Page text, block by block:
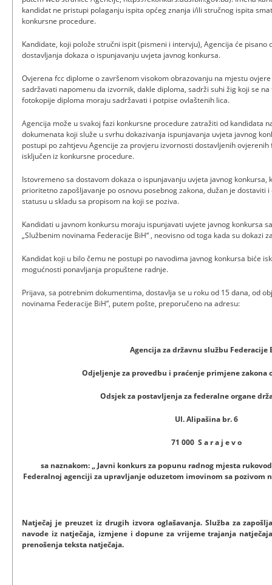
kandidat ne pristupi polaganju ispita općeg znanja i/ili stručnog ispita
konkursne procedure.
Kandidate, koji polože stručni ispit (pismeni i intervju), Agencija će
dostavljanja dokaza o ispunjavanju uvjeta javnog konkursa.
Ovjerena fcc diplome o završenom visokom obrazovanju na mjestu
sadržavati napomenu da izvornik, dakle diploma, sadrži suhi žig koji se
fotokopije diploma moraju sadržavati i potpise ovlaštenih lica.
Agencija može u svakoj fazi konkursne procedure zatražiti od kandidata
dokumenata koji služe u svrhu dokazivanja ispunjavanja uvjeta javnog
postupi po zahtjevu Agencije za provjeru izvornosti dostavljenih
isključen iz konkursne procedure.
Istovremeno sa dostavom dokaza o ispunjavanju uvjeta javnog konkursa,
prioritetno zapošljavanje po osnovu posebnog zakona, dužan je dostaviti
statusu u skladu sa propisom na koji se poziva.
Kandidati u javnom konkursu moraju ispunjavati uvjete javnog konkursa
„Službenim novinama Federacije BiH“ , neovisno od toga kada su dokazi
Kandidat koji u bilo čemu ne postupi po navodima javnog konkursa biće
mogućnosti ponavljanja propuštene radnje.
Prijava, sa potrebnim dokumentima, dostavlja se u roku od 15 dana, od
novinama Federacije BiH”, putem pošte, preporučeno na adresu:
Agencija za državnu službu Federacije
Odjeljenje za provedbu i praćenje primjene zakona
Odsjek za postavljenja za federalne organe
Ul. Alipašina br. 6
71 000 S a r a j e v o
sa naznakom: „ Javni konkurs za popunu radnog mjesta
Federalnoj agenciji za upravljanje oduzetom imovinom sa pozivom
Natječaj je preuzet iz drugih izvora oglašavanja. Služba za
navode iz natječaja, izmjene i dopune za vrijeme trajanja
prenošenja teksta natječaja.